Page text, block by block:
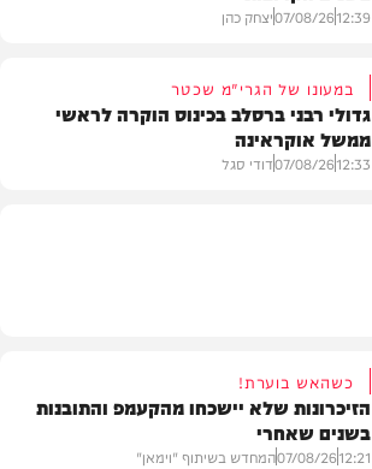
12:39
07/08/26יצחק כהן
במעונו של הגרי"מ שכטר
גדולי רבני ברסלב בכינוס הוקרה לראשי
ממשל אוקראינה
12:33
07/08/26דודי סגל
כשהאש בוערת!
הזיכרונות שלא יישכחו מהקעמפ והתובנות
בשנים שאחרי
12:21
07/08/26המחדש בשיתוף "וימאן"